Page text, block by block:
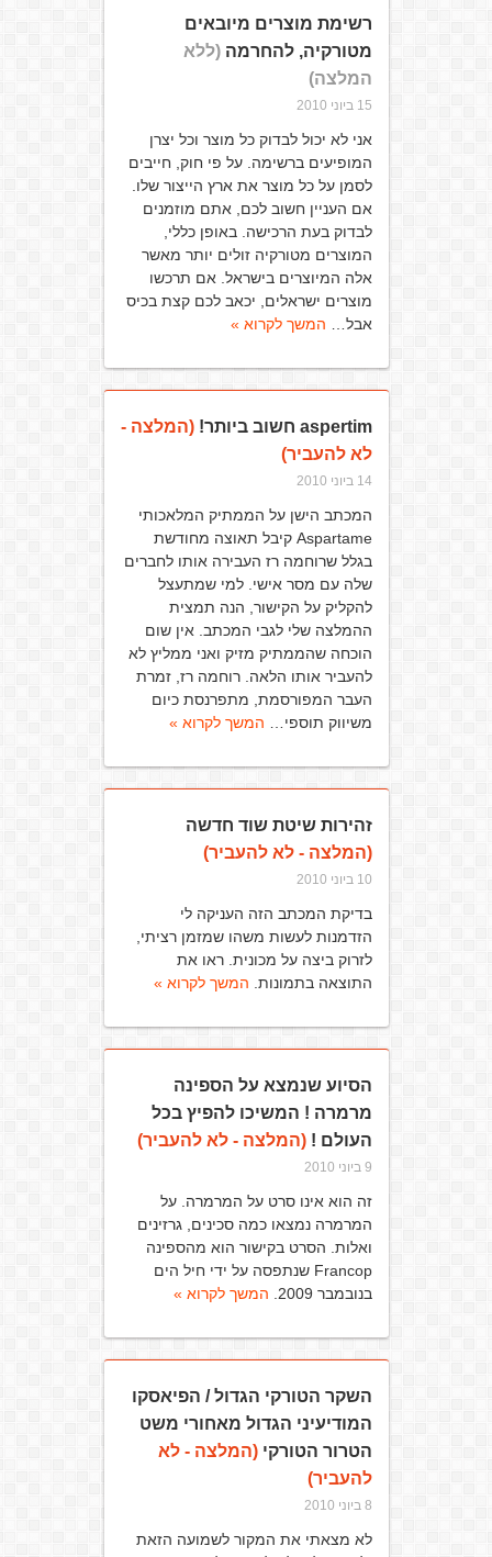
רשימת מוצרים מיובאים
מטורקיה, להחרמה(ללא
המלצה)
15 ביוני 2010
אני לא יכול לבדוק כל מוצר וכל יצרן
המופיעים ברשימה. על פי חוק, חייבים
לסמן על כל מוצר את ארץ הייצור שלו.
אם העניין חשוב לכם, אתם מוזמנים
לבדוק בעת הרכישה. באופן כללי,
המוצרים מטורקיה זולים יותר מאשר
אלה המיוצרים בישראל. אם תרכשו
מוצרים ישראלים, יכאב לכם קצת בכיס
אבל… המשך לקרוא »
aspertim חשוב ביותר!
(המלצה -
לא להעביר)
14 ביוני 2010
המכתב הישן על הממתיק המלאכותי
Aspartame קיבל תאוצה מחודשת
בגלל שרוחמה רז העבירה אותו לחברים
שלה עם מסר אישי. למי שמתעצל
להקליק על הקישור, הנה תמצית
ההמלצה שלי לגבי המכתב. אין שום
הוכחה שהממתיק מזיק ואני ממליץ לא
להעביר אותו הלאה. רוחמה רז, זמרת
העבר המפורסמת, מתפרנסת כיום
משיווק תוספי… המשך לקרוא »
זהירות שיטת שוד חדשה
(המלצה - לא להעביר)
10 ביוני 2010
בדיקת המכתב הזה העניקה לי
הזדמנות לעשות משהו שמזמן רציתי,
לזרוק ביצה על מכונית. ראו את
התוצאה בתמונות. המשך לקרוא »
הסיוע שנמצא על הספינה
מרמרה ! המשיכו להפיץ בכל
העולם !(המלצה - לא להעביר)
9 ביוני 2010
זה הוא אינו סרט על המרמרה. על
המרמרה נמצאו כמה סכינים, גרזינים
ואלות. הסרט בקישור הוא מהספינה
Francop שנתפסה על ידי חיל הים
בנובמבר 2009.
המשך לקרוא »
השקר הטורקי הגדול / הפיאסקו
המודיעיני הגדול מאחורי משט
הטרור הטורקי(המלצה - לא
להעביר)
8 ביוני 2010
לא מצאתי את המקור לשמועה הזאת